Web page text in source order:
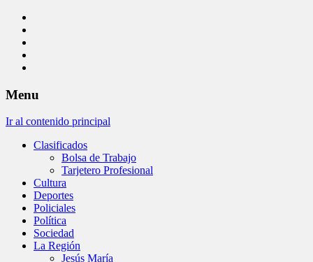
Menu
Ir al contenido principal
Clasificados
Bolsa de Trabajo
Tarjetero Profesional
Cultura
Deportes
Policiales
Política
Sociedad
La Región
Jesús María